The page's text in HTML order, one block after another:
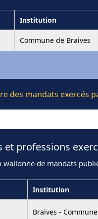
Institution
Commune de Braives
des mandats exercés
et professions
wallonne de mandats
Institution
Braives - Commune